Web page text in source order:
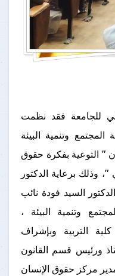
للجامعة فقد نظمت
وتنمية البيئة
" التوعية بفكرة حقوق
وذلك برعاية الدكتور
السيد فودة نائب
وتنمية البيئة ،
التربية وبإشراف
ورئيس قسم القانون
مركز حقوق الإنسان